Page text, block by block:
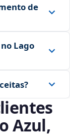
de
Lago
Azul,